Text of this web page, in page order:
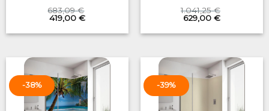
683,09€
Original
price
was:
419,00 €Current
is:
1.041,25€
Original
price
was:
629,00 €Current
is:
-38% -39%